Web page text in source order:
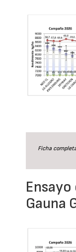
Ficha
Gauna